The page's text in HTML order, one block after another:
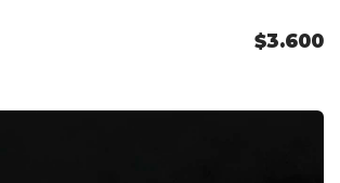
$3.600